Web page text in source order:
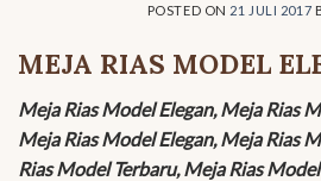
POSTED ON 21 JULI 2017
MEJA RIAS MODEL
Meja Rias Model Elegan, Meja Rias
Meja Rias Model Elegan, Meja Rias
Rias Model Terbaru, Meja Rias